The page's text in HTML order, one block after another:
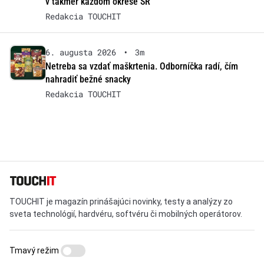
Redakcia TOUCHIT
6. augusta 2026 •
3m
Netreba sa vzdať maškrtenia. Odborníčka radí, čím
nahradiť bežné snacky
Redakcia TOUCHIT
TOUCHIT je magazín prinášajúci novinky, testy a analýzy zo
sveta technológií, hardvéru, softvéru či mobilných operátorov.
Tmavý režim